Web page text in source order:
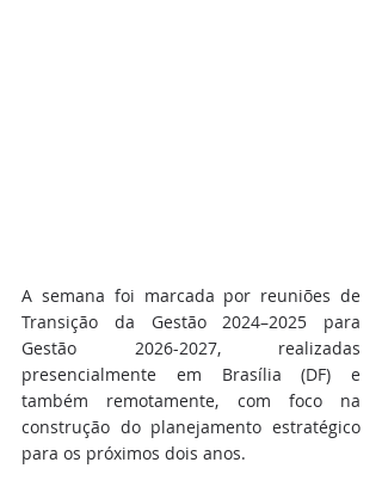
A semana foi marcada por reuniões de
Transição da Gestão 2024–2025 para
Gestão 2026-2027, realizadas
presencialmente em Brasília (DF) e
também remotamente, com foco na
construção do planejamento estratégico
para os próximos dois anos.